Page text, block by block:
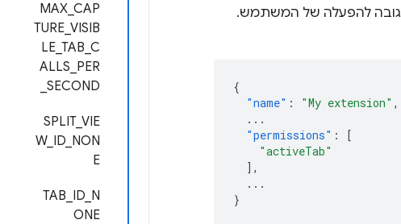
MAX_CAP
TURE_VISIB
LE_TAB_C
ALLS_PER
_SECOND
SPLIT_VIE
W_ID_NON
E
TAB_ID_N
ONE
להפעלה של המשתמש.
{
"name" : "My extension" ,
...
"permissions" :
[
"activeTab"
],
...
}